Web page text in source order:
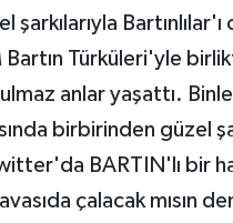
şarkılarıyla
Türküleri'yle
anlar yaşattı.
birbirinden güzel
BARTIN'lı bir
çalacak mısın